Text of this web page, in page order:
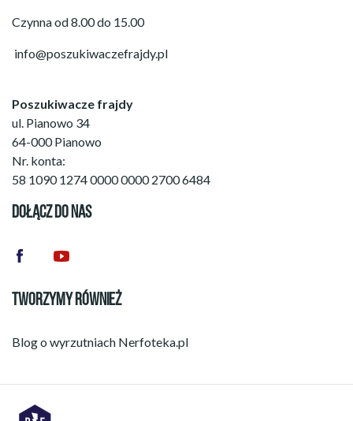
Czynna od 8.00 do 15.00
info@poszukiwaczefrajdy.pl
Poszukiwacze frajdy
ul. Pianowo 34
64-000 Pianowo
Nr. konta:
58 1090 1274 0000 0000 2700 6484
DOŁĄCZ DO NAS
TWORZYMY RÓWNIEŻ
Blog o wyrzutniach Nerfoteka.pl